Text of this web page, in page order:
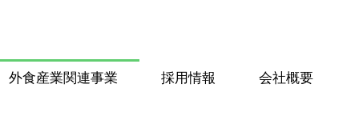
外食産業関連事業 採用情報 会社概要